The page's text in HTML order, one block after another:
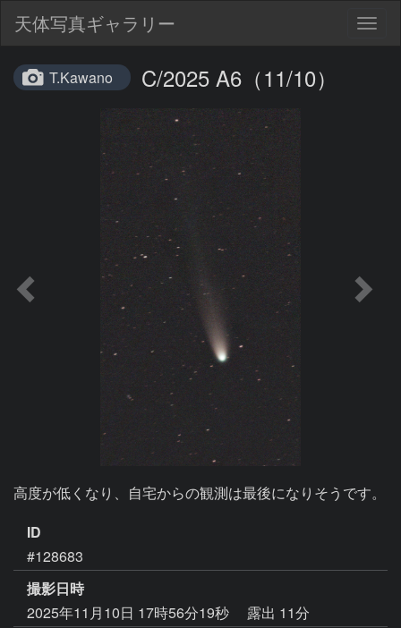
天体写真ギャラリー
T.Kawano C/2025 A6（11/10）
高度が低くなり、自宅からの観測は最後になりそうです。
ID
#128683
撮影日時
2025年11月10日 17時56分19秒
露出 11分